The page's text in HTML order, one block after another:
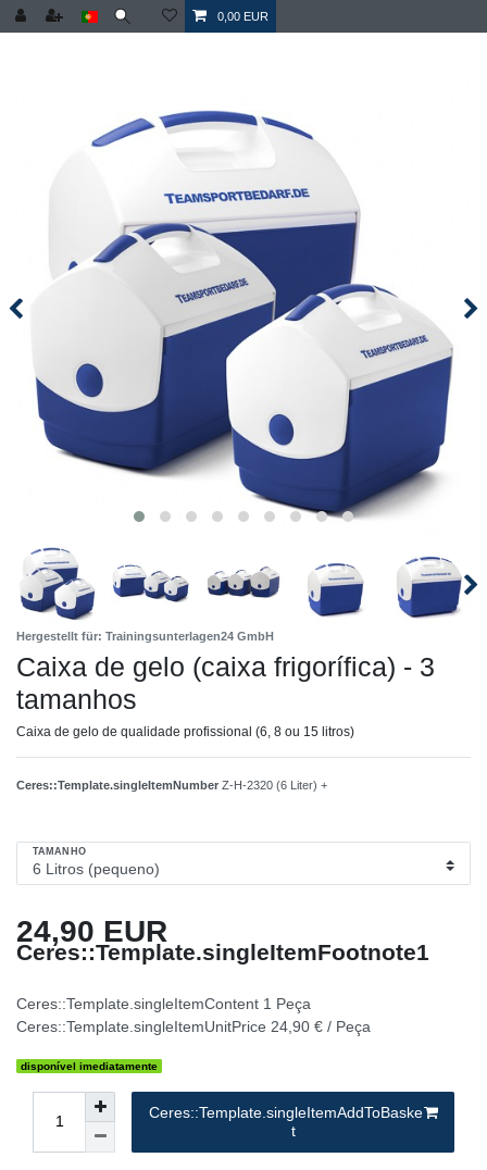
0,00 EUR
Hergestellt für: Trainingsunterlagen24 GmbH
Caixa de gelo (caixa frigorífica) - 3
tamanhos
Caixa de gelo de qualidade profissional (6, 8 ou 15 litros)
Ceres::Template.singleItemNumber Z-H-2320 (6 Liter) +
TAMANHO
24,90 EUR
Ceres::Template.singleItemFootnote1
Ceres::Template.singleItemContent 1 Peça
Ceres::Template.singleItemUnitPrice 24,90 € / Peça
disponível imediatamente
Ceres::Template.singleItemAddToBaske
t